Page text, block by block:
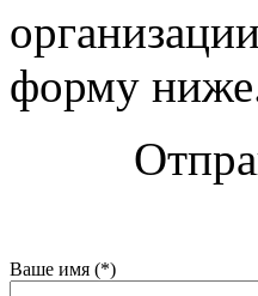
форму
Ваше имя (*)